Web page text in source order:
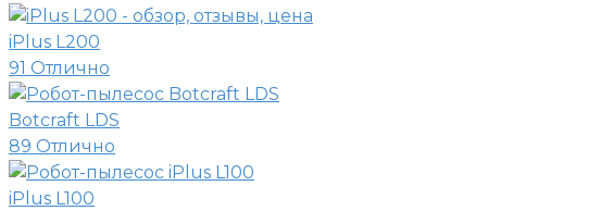
iPlus L200
91 Отлично
Botcraft LDS
89 Отлично
iPlus L100